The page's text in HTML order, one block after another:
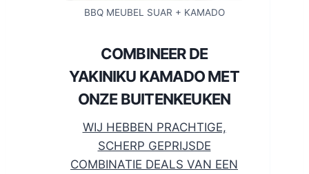
BBQ MEUBEL SUAR + KAMADO
COMBINEER DE
YAKINIKU KAMADO MET
ONZE BUITENKEUKEN
WIJ HEBBEN PRACHTIGE,
SCHERP GEPRIJSDE
COMBINATIE DEALS VAN EEN